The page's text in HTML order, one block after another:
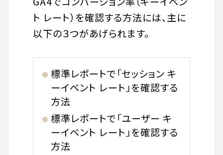
ト レート）を確認する方法には、主に
以下の３つがあげられます。
標準レポートで「セッション キ
ーイベント レート」を確認する
方法
標準レポートで「ユーザー キ
ーイベント レート」を確認する
方法